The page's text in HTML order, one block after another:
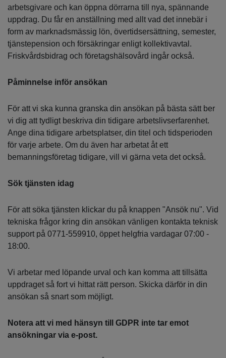
arbetsgivare och kan öppna dörrarna till nya, spännande
uppdrag. Du får en anställning med allt vad det innebär i
form av marknadsmässig lön, övertidsersättning, semester,
tjänstepension och försäkringar enligt kollektivavtal.
Friskvårdsbidrag och företagshälsovård ingår också.
Påminnelse inför ansökan
För att vi ska kunna granska din ansökan på bästa sätt ber
vi dig att tydligt beskriva din tidigare arbetslivserfarenhet.
Ange dina tidigare arbetsplatser, din titel och tidsperioden
för varje arbete. Om du även har arbetat åt ett
bemanningsföretag tidigare, vill vi gärna veta det också.
Sök tjänsten idag
För att söka tjänsten klickar du på knappen "Ansök nu". Vid
tekniska frågor kring din ansökan vänligen kontakta teknisk
support på 0771-559910, öppet helgfria vardagar 07:00 -
18:00.
Vi arbetar med löpande urval och kan komma att tillsätta
uppdraget så fort vi hittat rätt person. Skicka därför in din
ansökan så snart som möjligt.
Notera att vi med hänsyn till GDPR inte tar emot
ansökningar via e-post.